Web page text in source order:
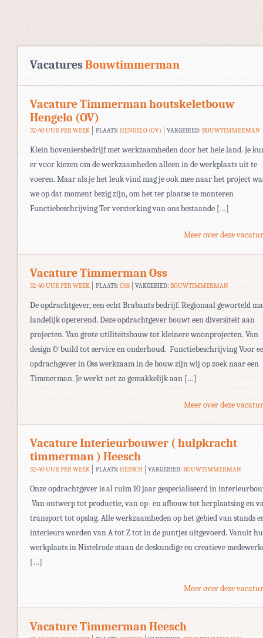
VacaturesBouwtimmerman
Vacature Timmerman houtskeletbouw
Hengelo (OV)
32-40 UUR PER WEEK PLAATS: HENGELO (OV) VAKGEBIED:BOUWTIMMERMAN
Klein hoveniersbedrijf met werkzaamheden door het hele land. Je
er voor kiezen om de werkzaamheden alleen in de werkplaats uit te
voeren. Maar als je het leuk vind mag je ook mee naar het project
we op dat moment bezig zijn, om het ter plaatse te monteren
Functiebeschrijving Ter versterking van ons bestaande […]
Meer over deze
Vacature Timmerman Oss
32-40 UUR PER WEEK PLAATS: OSS VAKGEBIED:BOUWTIMMERMAN
De opdrachtgever, een echt Brabants bedrijf. Regionaal geworteld
landelijk opererend. Deze opdrachtgever bouwt een diversiteit aan
projecten. Van grote utiliteitsbouw tot kleinere woonprojecten. Van
design & build tot service en onderhoud. Functiebeschrijving Voor
opdrachgever in Oss werkzaam in de bouw zijn wij op zoek naar een
Timmerman. Je werkt net zo gemakkelijk aan […]
Meer over deze
Vacature Interieurbouwer ( hulpkracht
timmerman ) Heesch
32-40 UUR PER WEEK PLAATS: HEESCH VAKGEBIED:BOUWTIMMERMAN
Onze opdrachtgever is al ruim 10 jaar gespecialiseerd in
Van ontwerp tot productie, van op- en afbouw tot herplaatsing en
transport tot opslag. Alle werkzaamheden op het gebied van stands
interieurs worden van A tot Z tot in de puntjes uitgevoerd. Vanuit
werkplaats in Nistelrode staan de deskundige en creatieve
[…]
Meer over deze
Vacature Timmerman Heesch